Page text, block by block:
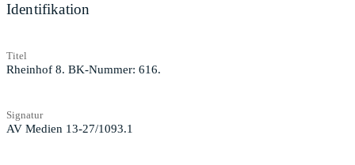
Identifikation
Titel
Rheinhof 8. BK-Nummer: 616.
Signatur
AV Medien 13-27/1093.1